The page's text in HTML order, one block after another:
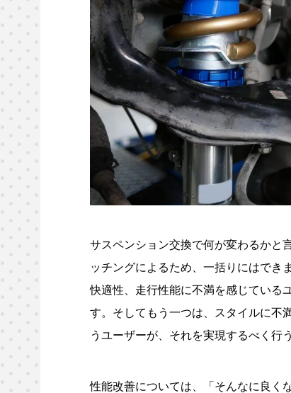
サスペンション交換で何が変わるかと
ッチングによるため、一括りにはでき
快適性、走行性能に不満を感じている
す。そしてもう一つは、スタイルに不
うユーザーが、それを実現するべく行
性能改善については、「そんなに良く